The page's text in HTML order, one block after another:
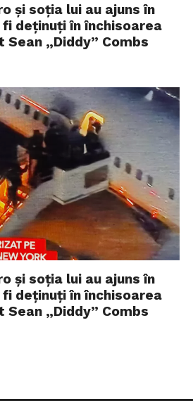
și soția lui au ajuns în
fi deținuți în închisoarea
„Diddy” Combs
și soția lui au ajuns în
fi deținuți în închisoarea
„Diddy” Combs